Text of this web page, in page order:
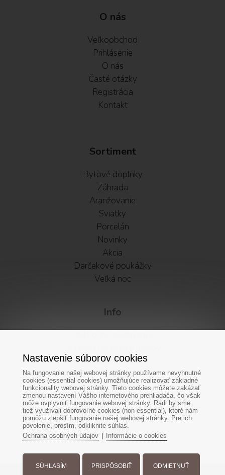
O nás
Veľkoobchod
Prihlásenie
O nás
Časté otázky
Registrácia
Kontakt
Sortiment
Bytové doplnky
Záhrada
Aranžovanie
Sviatky
Porcelán
Novinky
Akcia
Darčekové poukážky
Veľká noc
Info
Vátenie tovaru
Alternatívne riešenie sporov
Newsletter
Facebook
Cookies
Nastavenie súborov cookies
Na fungovanie našej webovej stránky používame nevyhnutné
cookies (essential cookies) umožňujúce realizovať základné
funkcionality webovej stránky. Tieto cookies môžete zakázať
zmenou nastavení Vášho internetového prehliadača, čo však
môže ovplyvniť fungovanie webovej stránky. Radi by sme
tiež využívali dobrovoľné cookies (non-essential), ktoré nám
pomôžu zlepšiť fungovanie našej webovej stránky. Pre ich
povolenie, prosím, odkliknite súhlas.
Ochrana osobných údajov| Informácie o cookies
SÚHLASÍM PRISPÔSOBIŤ ODMIETNUŤ